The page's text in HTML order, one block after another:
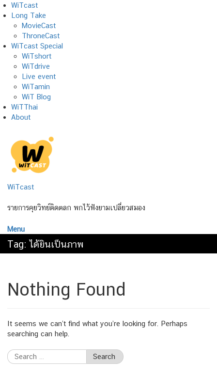
Skip
to
content
WiTcast
Long Take
MovieCast
ThroneCast
WiTcast Special
WiTshort
WiTdrive
Live event
WiTamin
WiT Blog
WiTThai
About
WiTcast
รายการคุยวิทย์ติดตลก พกไว้ฟังยามเปลี่ยวสมอง
Menu
Tag: ได้ยินเป็นภาพ
Nothing Found
It seems we can’t find what you’re looking for. Perhaps
searching can help.
Search
for: